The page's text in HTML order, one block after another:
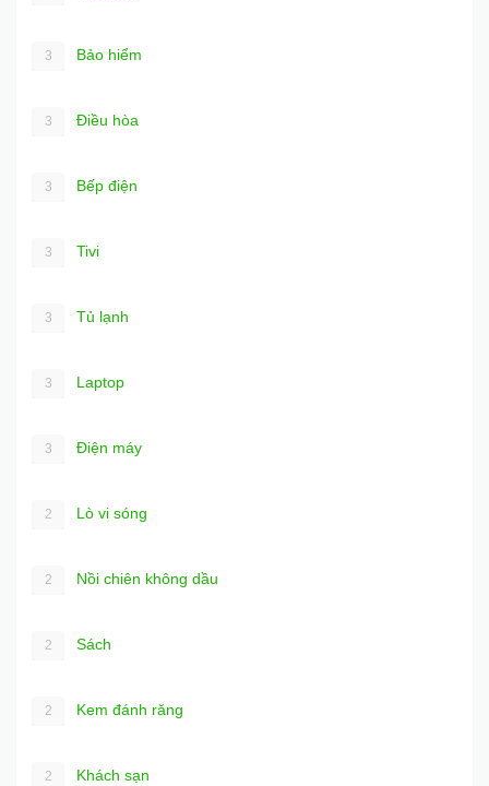
3 Bảo hiểm
3 Điều hòa
3 Bếp điện
3 Tivi
3 Tủ lạnh
3 Laptop
3 Điện máy
2 Lò vi sóng
2 Nồi chiên không dầu
2 Sách
2 Kem đánh răng
2 Khách sạn